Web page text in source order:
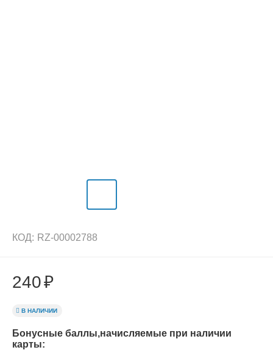
КОД: RZ-00002788
240₽
В НАЛИЧИИ
Бонусные баллы,начисляемые при наличии
карты: